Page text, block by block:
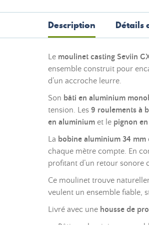
Description Détails
Le moulinet casting Seviin
ensemble construit pour
d’un accroche leurre.
Son bâti en aluminium
tension. Les 9 roulements à
en aluminium et le pignon
La bobine aluminium 34 mm
chaque mètre compte. En
profitant d’un retour sonore
Ce moulinet trouve
veulent un ensemble fiable,
Livré avec une housse de